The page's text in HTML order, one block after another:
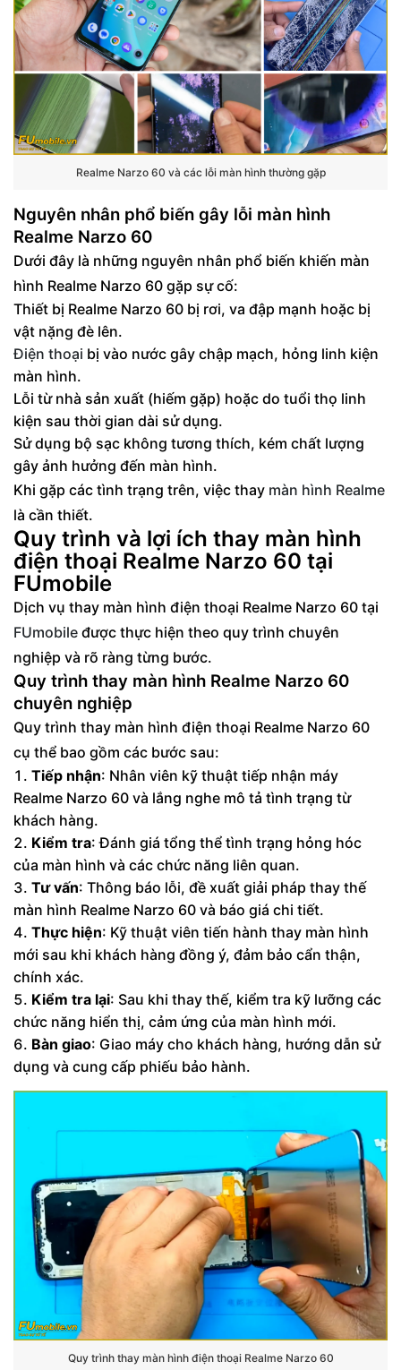
Realme Narzo 60 và các lỗi màn hình thường gặp
Nguyên nhân phổ biến gây lỗi màn hình
Realme Narzo 60
Dưới đây là những nguyên nhân phổ biến khiến màn
hình Realme Narzo 60 gặp sự cố:
Thiết bị Realme Narzo 60 bị rơi, va đập mạnh hoặc bị
vật nặng đè lên.
Điện thoại bị vào nước gây chập mạch, hỏng linh kiện
màn hình.
Lỗi từ nhà sản xuất (hiếm gặp) hoặc do tuổi thọ linh
kiện sau thời gian dài sử dụng.
Sử dụng bộ sạc không tương thích, kém chất lượng
gây ảnh hưởng đến màn hình.
Khi gặp các tình trạng trên, việc thay màn hình Realme
là cần thiết.
Quy trình và lợi ích thay màn hình
điện thoại Realme Narzo 60 tại
FUmobile
Dịch vụ thay màn hình điện thoại Realme Narzo 60 tại
FUmobile được thực hiện theo quy trình chuyên
nghiệp và rõ ràng từng bước.
Quy trình thay màn hình Realme Narzo 60
chuyên nghiệp
Quy trình thay màn hình điện thoại Realme Narzo 60
cụ thể bao gồm các bước sau:
Tiếp nhận: Nhân viên kỹ thuật tiếp nhận máy
Realme Narzo 60 và lắng nghe mô tả tình trạng từ
khách hàng.
Kiểm tra: Đánh giá tổng thể tình trạng hỏng hóc
của màn hình và các chức năng liên quan.
Tư vấn: Thông báo lỗi, đề xuất giải pháp thay thế
màn hình Realme Narzo 60 và báo giá chi tiết.
Thực hiện: Kỹ thuật viên tiến hành thay màn hình
mới sau khi khách hàng đồng ý, đảm bảo cẩn thận,
chính xác.
Kiểm tra lại: Sau khi thay thế, kiểm tra kỹ lưỡng các
chức năng hiển thị, cảm ứng của màn hình mới.
Bàn giao: Giao máy cho khách hàng, hướng dẫn sử
dụng và cung cấp phiếu bảo hành.
Quy trình thay màn hình điện thoại Realme Narzo 60